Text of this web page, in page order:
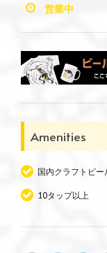
営業中
Amenities
国内クラフトビー
10タップ以上